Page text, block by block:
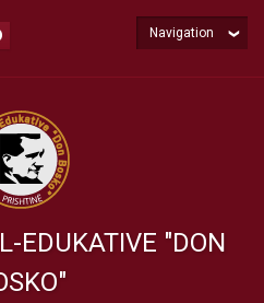
EDUKATIVE "DON
Navigation